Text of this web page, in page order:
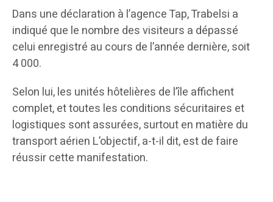
Dans une déclaration à l’agence Tap, Trabelsi a
indiqué que le nombre des visiteurs a dépassé
celui enregistré au cours de l’année dernière, soit
4 000.
Selon lui, les unités hôtelières de l’île affichent
complet, et toutes les conditions sécuritaires et
logistiques sont assurées, surtout en matière du
transport aérien L’objectif, a-t-il dit, est de faire
réussir cette manifestation.